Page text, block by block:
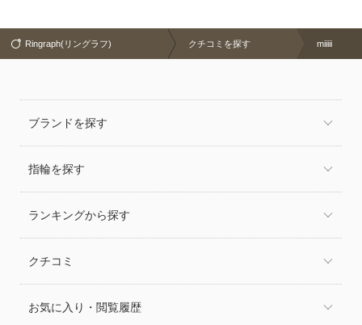
Ringraph(リングラフ) クチコミを探す miiiii
ブランドを探す
指輪を探す
ランキングから探す
クチコミ
お気に入り・閲覧履歴